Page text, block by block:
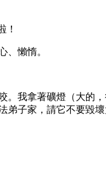
！
、懶惰。
我拿著礦燈（大的
子家，請它不要毀